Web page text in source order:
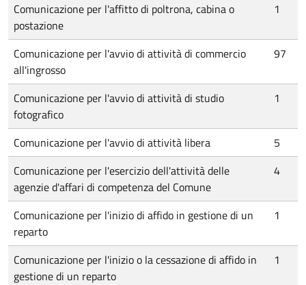
Comunicazione per l'affitto di poltrona, cabina o
postazione
1
Comunicazione per l'avvio di attività di commercio
all'ingrosso
97
Comunicazione per l'avvio di attività di studio
fotografico
1
Comunicazione per l'avvio di attività libera
5
Comunicazione per l'esercizio dell'attività delle
agenzie d'affari di competenza del Comune
4
Comunicazione per l'inizio di affido in gestione di un
reparto
1
Comunicazione per l'inizio o la cessazione di affido in
gestione di un reparto
1